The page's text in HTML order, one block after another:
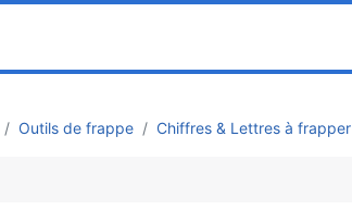
Outils de frappe Chiffres & Lettres à frapper